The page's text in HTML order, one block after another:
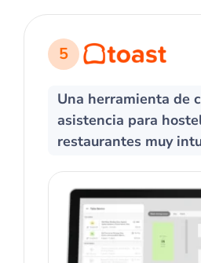
5
Una herramienta de
asistencia para
restaurantes muy